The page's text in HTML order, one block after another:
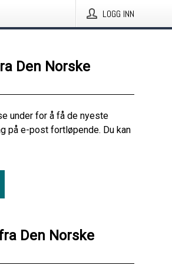
LOGG INN
Den Norske
under for å få de nyeste
på e-post fortløpende. Du kan
Den Norske